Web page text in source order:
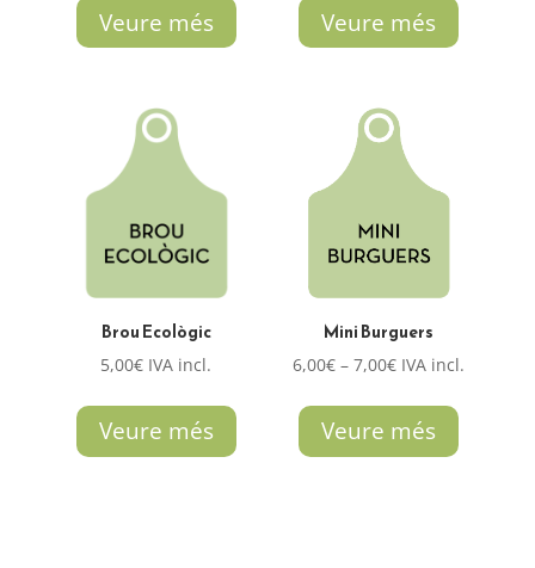
preus:
22,00€
Veure més
preus:
6,00€
Veure més
Brou Ecològic
5,00€ IVA incl.
Veure més
Mini Burguers
6,00€ – 7,00€Interval
preus:
6,00€
IVA incl.
Veure més